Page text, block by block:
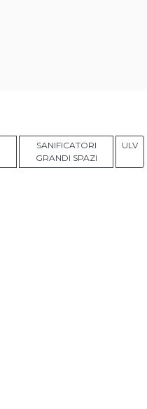
SANIFICATORI
GRANDI SPAZI
ULV